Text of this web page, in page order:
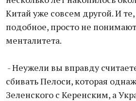
Китай уже совсем другой. И те,
подобное, просто не
менталитета.
- Неужели вы вправду
сбивать Пелоси, которая
Зеленского с Керенским, а